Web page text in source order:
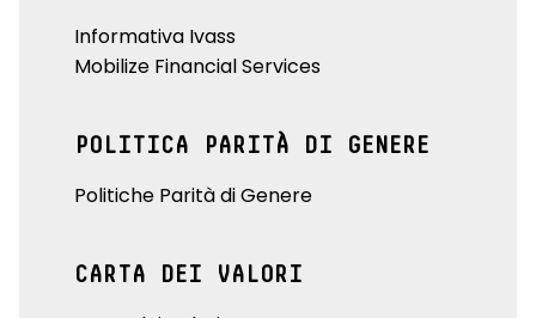
Informativa Ivass
Mobilize Financial Services
POLITICA PARITÀ DI GENERE
Politiche Parità di Genere
CARTA DEI VALORI